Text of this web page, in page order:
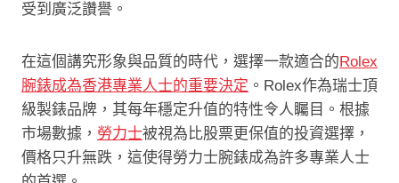
受到廣泛讚譽。
在這個講究形象與品質的時代，選擇一款適合的Rolex
腕錶成為香港專業人士的重要決定 。 Rolex作為瑞士頂
級製錶品牌，其每年穩定升值的特性令人矚目。根據
市場數據， 勞力士被視為比股票更保值的投資選擇，
價格只升無跌，這使得勞力士腕錶成為許多專業人士